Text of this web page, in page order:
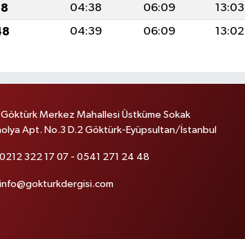
04:38 06:09 13:03
04:39 06:09 13:02
Göktürk Merkez Mahallesi Üstküme Sokak
Apt. No.3 D.2 Göktürk-Eyüpsultan/İstanbul
0212 322 17 07 - 0541 271 24 48
info@gokturkdergisi.com